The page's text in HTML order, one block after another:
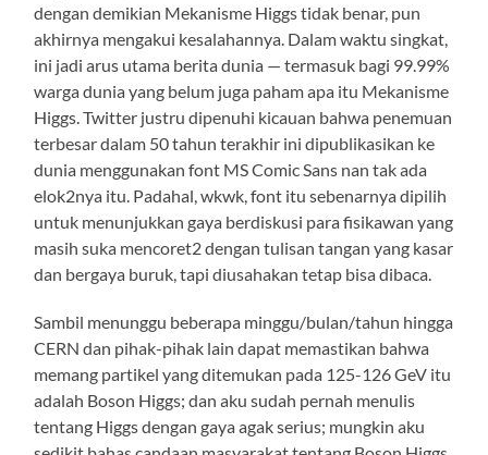
dengan demikian Mekanisme Higgs tidak benar, pun
akhirnya mengakui kesalahannya. Dalam waktu singkat,
ini jadi arus utama berita dunia — termasuk bagi 99.99%
warga dunia yang belum juga paham apa itu Mekanisme
Higgs. Twitter justru dipenuhi kicauan bahwa penemuan
terbesar dalam 50 tahun terakhir ini dipublikasikan ke
dunia menggunakan font MS Comic Sans nan tak ada
elok2nya itu. Padahal, wkwk, font itu sebenarnya dipilih
untuk menunjukkan gaya berdiskusi para fisikawan yang
masih suka mencoret2 dengan tulisan tangan yang kasar
dan bergaya buruk, tapi diusahakan tetap bisa dibaca.
Sambil menunggu beberapa minggu/bulan/tahun hingga
CERN dan pihak-pihak lain dapat memastikan bahwa
memang partikel yang ditemukan pada 125-126 GeV itu
adalah Boson Higgs; dan aku sudah pernah menulis
tentang Higgs dengan gaya agak serius; mungkin aku